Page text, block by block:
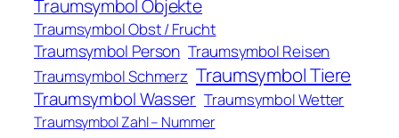
Traumsymbol Objekte
Traumsymbol Obst / Frucht
Traumsymbol Person Traumsymbol Reisen
Traumsymbol Schmerz Traumsymbol Tiere
Traumsymbol Wasser Traumsymbol Wetter
Traumsymbol Zahl – Nummer